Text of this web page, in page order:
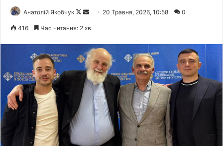
Анатолій Якобчук
F
o
w
o
d
a
n
e
m
20 Травня, 2026, 10:58 0
416 Час читання: 2 хв.